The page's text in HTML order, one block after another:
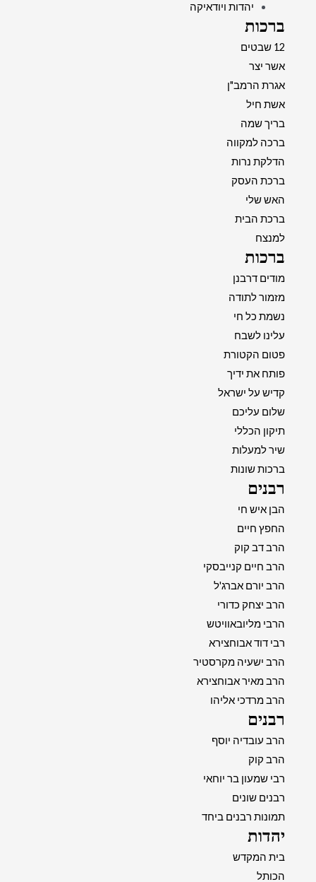
יהדות ויודאיקה
ברכות
12 שבטים
אשר יצר
אגרת הרמב"ן
אשת חיל
בריך שמה
ברכה למקווה
הדלקת נרות
ברכת העסק
האש שלי
ברכת הבית
למנצח
ברכות
מודים דרבנן
מזמור לתודה
נשמת כל חי
עלינו לשבח
פטום הקטורת
פותח את ידיך
קדיש על ישראל
שלום עליכם
תיקון הכללי
שיר למעלות
ברכות שונות
רבנים
הבן איש חי
החפץ חיים
הרב דב קוק
הרב חיים קנייבסקי
הרב יורם אברג'ל
הרב יצחק כדורי
הרבי מליובאוויטש
רבי דוד אבוחצירא
הרב ישעיה מקרסטיר
הרב מאיר אבוחצירא
הרב מרדכי אליהו
רבנים
הרב עובדיה יוסף
הרב קוק
רבי שמעון בר יוחאי
רבנים שונים
תמונות רבנים ביחד
יהדות
בית המקדש
הכותל